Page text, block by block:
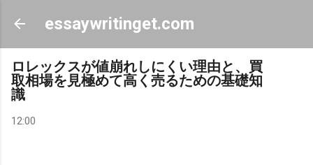
スキップしてメイン コンテンツに移動
essaywritinget.com
ロレックスが値崩れしにくい理由と、買
取相場を見極めて高く売るための基礎知
識
12:00